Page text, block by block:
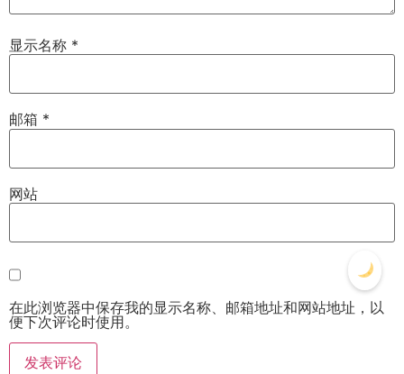
显示名称 *
邮箱 *
网站
在此浏览器中保存我的显示名称、邮箱地址和网站地址，以
便下次评论时使用。